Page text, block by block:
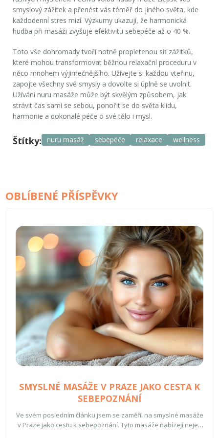
smyslový zážitek a přenést vás téměř do jiného světa, kde
každodenní stres mizí. Výzkumy ukazují, že harmonická
hudba při masáži zvyšuje efektivitu sebepéče až o 40 %.
Toto vše dohromady tvoří notně propletenou síť zážitků,
které mohou transformovat běžnourelaxační proceduru v
něco mnohem výjimečnějšího. Užívejte si každou vteřinu,
zapojte všechny své smysly a dovolte si úplně se uvolnit.
Užívání nuru masáže může být skvělým způsobem, jak
strávit čas sami se sebou, ponořit se do světa klidu,
harmonie a dokonalé péče o své tělo i mysl.
Štítky: nuru masáž sebepéče relaxace wellness
OBLÍBENÉ PŘÍSPĚVKY
SMYSLNÉ MASÁŽE V PRAZE JAKO CESTA K
SEBEPOZNÁNÍ
Ve svém posledním článku jsem se zaměřil na smyslné masáže
v Praze jako cestu k sebepoznání. Tyto masáže nabízejí nejen